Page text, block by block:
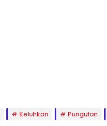
Keluhkan Pungutan